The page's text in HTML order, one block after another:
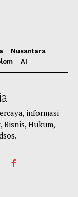
Nusantara
AI
informasi
Hukum,